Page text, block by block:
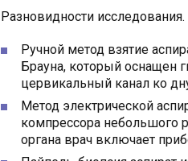
Разновидности исследования.
Ручной метод взятие
Брауна, который оснащен
цервикальный канал ко
Метод электрической
компрессора небольшого
органа врач включает